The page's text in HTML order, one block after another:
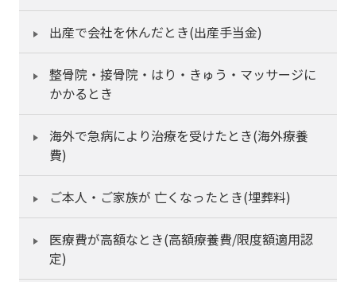
出産で会社を休んだとき(出産手当金)
整骨院・接骨院・はり・きゅう・マッサージに
かかるとき
海外で急病により治療を受けたとき(海外療養
費)
ご本人・ご家族が 亡くなったとき(埋葬料)
医療費が高額なとき(高額療養費/限度額適用認
定)